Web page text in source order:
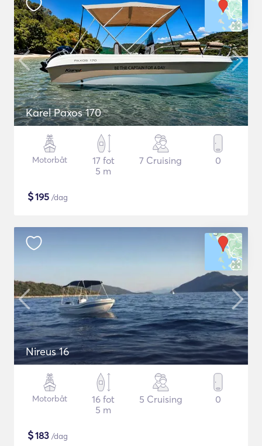
Karel Paxos 170
Motorbåt
17 fot
5 m
7 Cruising 0
$195 /dag
Nireus 16
Motorbåt
16 fot
5 m
5 Cruising 0
$183 /dag